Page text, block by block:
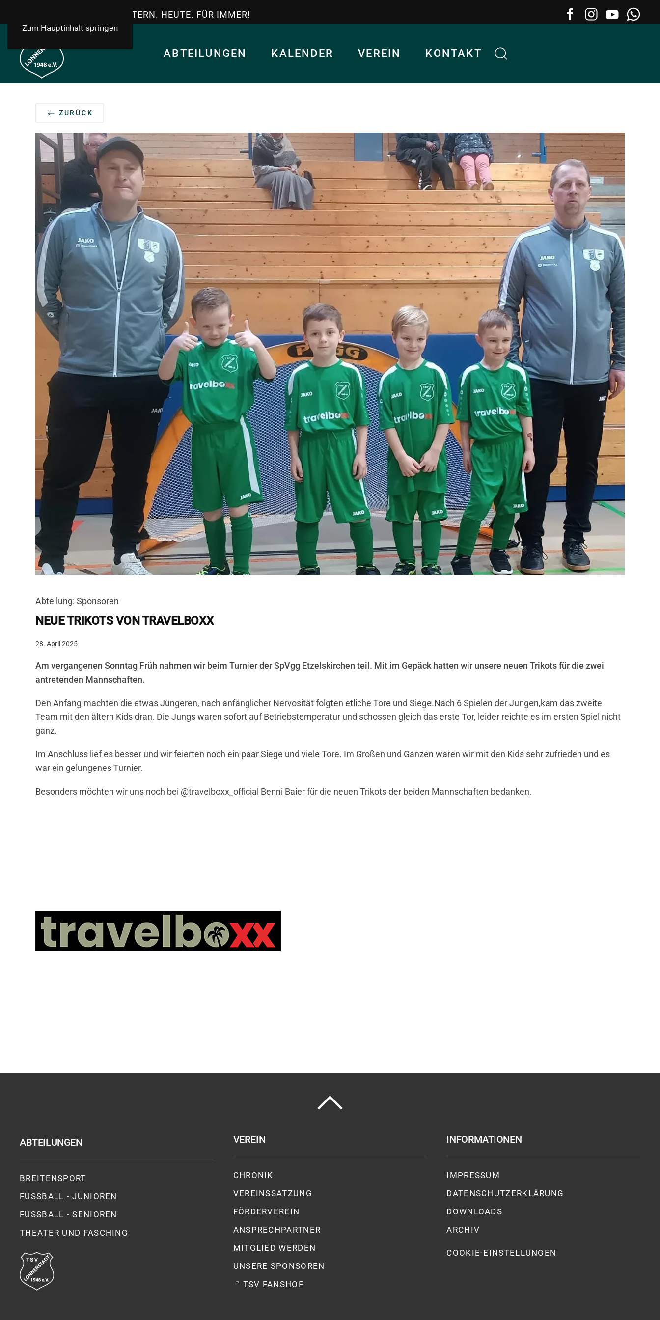
Zum Hauptinhalt springen
TSV LONNERSTADT - GESTERN. HEUTE. FÜR IMMER!
ABTEILUNGEN KALENDER VEREIN KONTAKT
ZURÜCK
Abteilung: Sponsoren
NEUE TRIKOTS VON TRAVELBOXX
28. April 2025
Am vergangenen Sonntag Früh nahmen wir beim Turnier der SpVgg Etzelskirchen teil. Mit im Gepäck hatten wir unsere neuen Trikots für die zwei
antretenden Mannschaften.
Den Anfang machten die etwas Jüngeren, nach anfänglicher Nervosität folgten etliche Tore und Siege.Nach 6 Spielen der Jungen,kam das zweite
Team mit den ältern Kids dran. Die Jungs waren sofort auf Betriebstemperatur und schossen gleich das erste Tor, leider reichte es im ersten Spiel nicht
ganz.
Im Anschluss lief es besser und wir feierten noch ein paar Siege und viele Tore. Im Großen und Ganzen waren wir mit den Kids sehr zufrieden und es
war ein gelungenes Turnier.
Besonders möchten wir uns noch bei @travelboxx_official Benni Baier für die neuen Trikots der beiden Mannschaften bedanken.
ABTEILUNGEN
BREITENSPORT
FUSSBALL - JUNIOREN
FUSSBALL - SENIOREN
THEATER UND FASCHING
VEREIN
CHRONIK
VEREINSSATZUNG
FÖRDERVEREIN
ANSPRECHPARTNER
MITGLIED WERDEN
UNSERE SPONSOREN
TSV FANSHOP
INFORMATIONEN
IMPRESSUM
DATENSCHUTZ­ERKLÄRUNG
DOWNLOADS
ARCHIV
COOKIE-EINSTELLUNGEN